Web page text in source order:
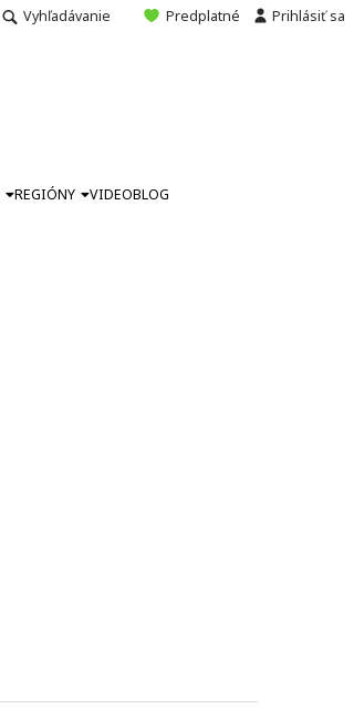
Vyhľadávanie Predplatné Prihlásiť sa
REGIÓNY VIDEOBLOG